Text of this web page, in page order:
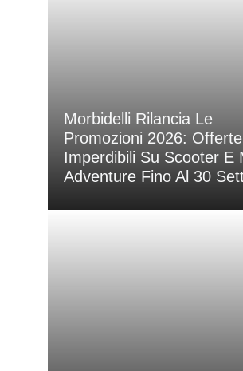
Morbidelli Rilancia Le
Promozioni 2026: Offerte
Imperdibili Su Scooter E
Adventure Fino Al 30